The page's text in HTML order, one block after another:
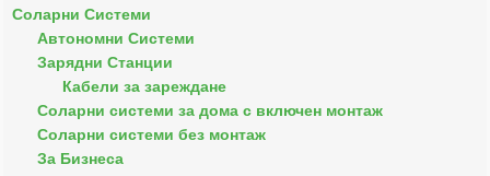
Соларни Системи
Автономни Системи
Зарядни Станции
Кабели за зареждане
Соларни системи за дома с включен монтаж
Соларни системи без монтаж
За Бизнеса